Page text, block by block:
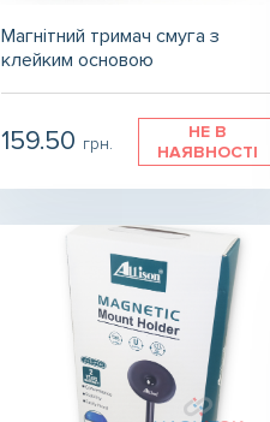
Магнітний тримач смуга з
клейким основою
159.50 грн.
НЕ В
НАЯВНОСТІ